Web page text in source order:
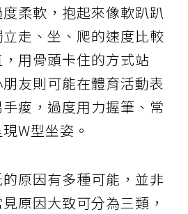
柔軟，抱起來像軟趴趴
走、坐、爬的速度比較
用骨頭卡住的方式站
友則可能在體育活動表
痠，過度用力握筆、常
W型坐姿。
原因有多種可能，並非
原因大致可分為三類，